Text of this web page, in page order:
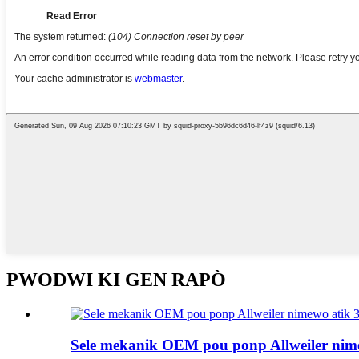
PWODWI KI GEN RAPÒ
Sele mekanik OEM pou ponp Allweiler